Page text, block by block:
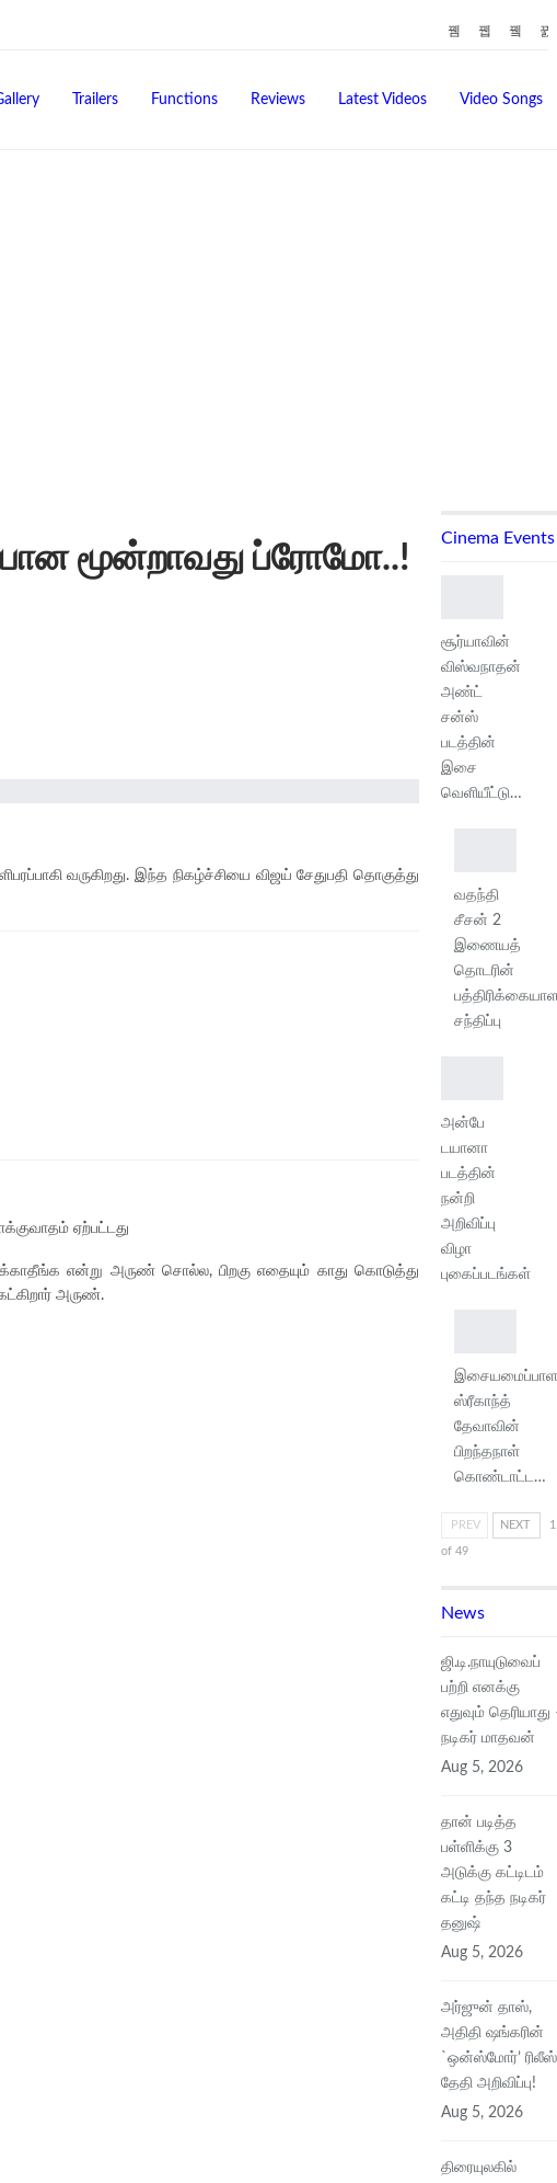
Trailers Functions Reviews Latest Videos Video Songs
மூன்றாவது ப்ரோமோ..!
வருகிறது. இந்த நிகழ்ச்சியை விஜய் சேதுபதி தொகுத்து
ஏற்பட்டது
என்று அருண் சொல்ல, பிறகு எதையும் காது கொடுத்து
அருண்.
Cinema Events
சூர்யாவின்
விஸ்வநாதன்
அண்ட்
சன்ஸ்
படத்தின்
இசை
வெளியீட்டு…
வதந்தி
சீசன் 2
இணையத்
தொடரின்
சந்திப்பு
அன்பே
டயானா
படத்தின்
நன்றி
அறிவிப்பு
விழா
புகைப்படங்கள்
ஸ்ரீகாந்த்
தேவாவின்
பிறந்தநாள்
கொண்டாட்ட…
PREV NEXT 1
of 49
News
ஜி.டி.நாயுடுவைப்
பற்றி எனக்கு
எதுவும் தெரியாது
நடிகர் மாதவன்
Aug 5, 2026
தான் படித்த
பள்ளிக்கு 3
அடுக்கு கட்டிடம்
கட்டி தந்த நடிகர்
தனுஷ்
Aug 5, 2026
அர்ஜுன் தாஸ்,
அதிதி ஷங்கரின்
`ஒன்ஸ்மோர்’ ரிலீஸ்
தேதி அறிவிப்பு!
Aug 5, 2026
திரையுலகில்